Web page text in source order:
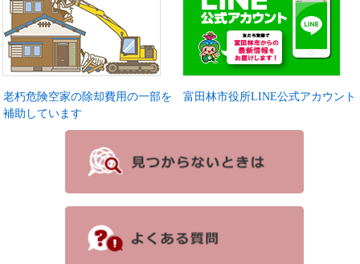
老朽危険空家の除却費用の一部を
補助しています
富田林市役所LINE公式アカウント